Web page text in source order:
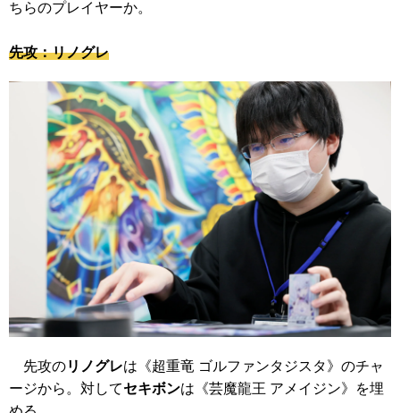
ちらのプレイヤーか。
先攻：リノグレ
先攻のリノグレは 《超重竜 ゴルファンタジスタ》 のチャ
ージから。対してセキボンは 《芸魔龍王 アメイジン》
を埋